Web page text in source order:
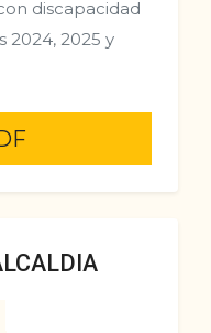
discapacidad
2024, 2025 y